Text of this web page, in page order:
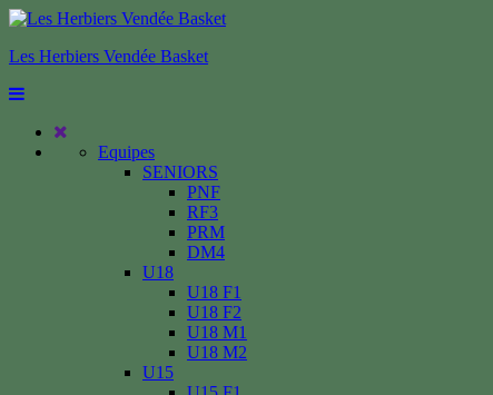
Les Herbiers Vendée Basket
Equipes
SENIORS
PNF
RF3
PRM
DM4
U18
U18 F1
U18 F2
U18 M1
U18 M2
U15